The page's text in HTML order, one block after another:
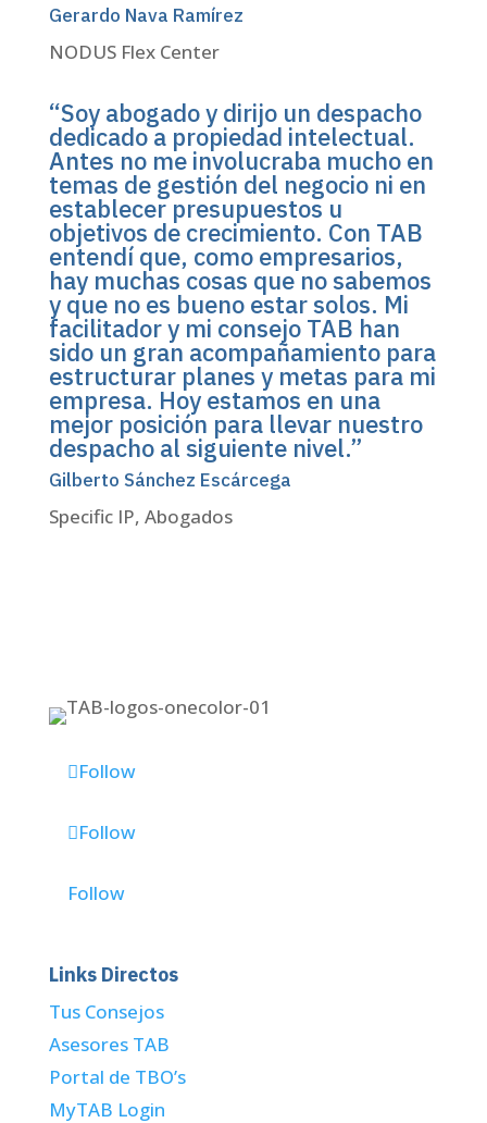
Gerardo Nava Ramírez
NODUS Flex Center
“Soy abogado y dirijo un despacho
dedicado a propiedad intelectual.
Antes no me involucraba mucho en
temas de gestión del negocio ni en
establecer presupuestos u
objetivos de crecimiento. Con TAB
entendí que, como empresarios,
hay muchas cosas que no sabemos
y que no es bueno estar solos. Mi
facilitador y mi consejo TAB han
sido un gran acompañamiento para
estructurar planes y metas para mi
empresa. Hoy estamos en una
mejor posición para llevar nuestro
despacho al siguiente nivel.”
Gilberto Sánchez Escárcega
Specific IP, Abogados
Follow
Follow
Follow
Links Directos
Tus Consejos
Asesores TAB
Portal de TBO’s
MyTAB Login